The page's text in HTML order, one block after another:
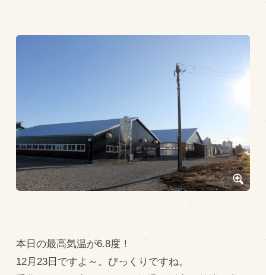
本日の最高気温が6.8度！
12月23日ですよ～。びっくりですね。
十勝帯広の観光
採用情報
blog
牧場の仕事
牧場のご紹介